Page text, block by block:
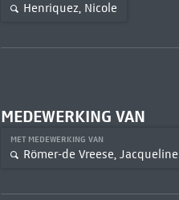
Henriquez, Nicole
MEDEWERKING VAN
MET MEDEWERKING VAN
Römer-de Vreese, Jacqueline